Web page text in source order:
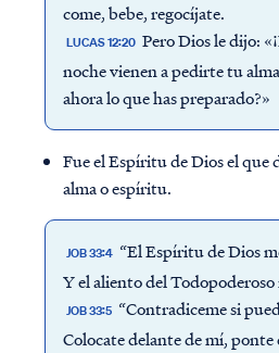
come, bebe, regocíjate.
LUCAS 12:20 Pero Dios le dijo:
noche vienen a pedirte tu
ahora lo que has preparado?»
Fue el Espíritu de Dios el que
alma o espíritu.
JOB 33:4 “El Espíritu de Dios
Y el aliento del Todopoderoso
JOB 33:5 “Contradiceme si
Colocate delante de mí, ponte